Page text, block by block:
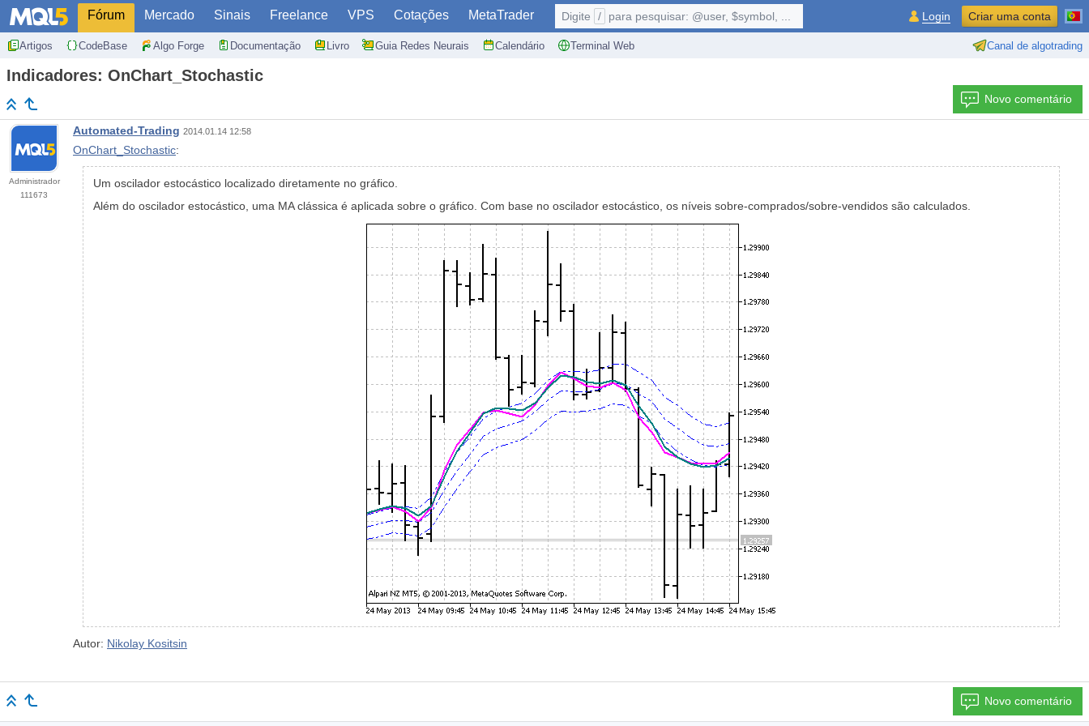
Fórum Mercado Sinais Freelance VPS Cotações MetaTrader
Artigos CodeBase Algo Forge Documentação Livro Guia Redes Neurais Calendário Terminal Web Canal de algotrading
Digite / para pesquisar: @user, $symbol, ... Login Criar uma conta
Indicadores: OnChart_Stochastic
Novo comentário
Administrador
111673
Automated-Trading 2014.01.14 12:58
OnChart_Stochastic:
Um oscilador estocástico localizado diretamente no gráfico.
Além do oscilador estocástico, uma MA clássica é aplicada sobre o gráfico. Com base no oscilador estocástico, os níveis sobre-comprados/sobre-vendidos são calculados.
Autor: Nikolay Kositsin
Novo comentário